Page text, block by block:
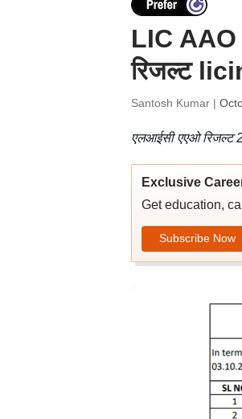
LIC AAO
रिजल्ट
Santosh Kumar |
एलआईसी एएओ रिजल्ट
Exclusive
Get education,
Subscribe Now